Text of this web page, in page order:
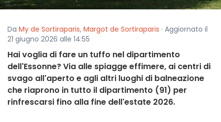
Da My de Sortiraparis, Margot de Sortiraparis · Aggiornato il
21 giugno 2026 alle 14:55
Hai voglia di fare un tuffo nel dipartimento
dell'Essonne? Via alle spiagge effimere, ai centri di
svago all'aperto e agli altri luoghi di balneazione
che riaprono in tutto il dipartimento (91) per
rinfrescarsi fino alla fine dell'estate 2026.